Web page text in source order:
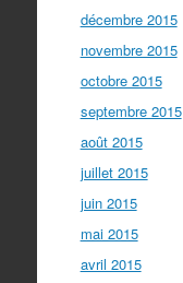
décembre 2015
novembre 2015
octobre 2015
septembre 2015
août 2015
juillet 2015
juin 2015
mai 2015
avril 2015